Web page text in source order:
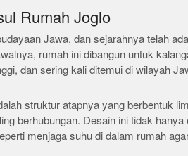
Rumah Joglo
Jawa, dan sejarahnya telah
rumah ini dibangun untuk
dan sering kali ditemui di wilayah
struktur atapnya yang berbentuk
berhubungan. Desain ini tidak hanya
menjaga suhu di dalam rumah